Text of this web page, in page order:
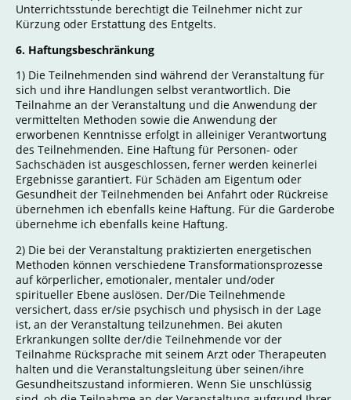
Unterrichtsstunde berechtigt die Teilnehmer nicht zur
Kürzung oder Erstattung des Entgelts.
6. Haftungsbeschränkung
1) Die Teilnehmenden sind während der Veranstaltung für
sich und ihre Handlungen selbst verantwortlich. Die
Teilnahme an der Veranstaltung und die Anwendung der
vermittelten Methoden sowie die Anwendung der
erworbenen Kenntnisse erfolgt in alleiniger Verantwortung
des Teilnehmenden. Eine Haftung für Personen- oder
Sachschäden ist ausgeschlossen, ferner werden keinerlei
Ergebnisse garantiert. Für Schäden am Eigentum oder
Gesundheit der Teilnehmenden bei Anfahrt oder Rückreise
übernehmen ich ebenfalls keine Haftung. Für die Garderobe
übernehme ich ebenfalls keine Haftung.
2) Die bei der Veranstaltung praktizierten energetischen
Methoden können verschiedene Transformationsprozesse
auf körperlicher, emotionaler, mentaler und/oder
spiritueller Ebene auslösen. Der/Die Teilnehmende
versichert, dass er/sie psychisch und physisch in der Lage
ist, an der Veranstaltung teilzunehmen. Bei akuten
Erkrankungen sollte der/die Teilnehmende vor der
Teilnahme Rücksprache mit seinem Arzt oder Therapeuten
halten und die Veranstaltungsleitung über seinen/ihre
Gesundheitszustand informieren. Wenn Sie unschlüssig